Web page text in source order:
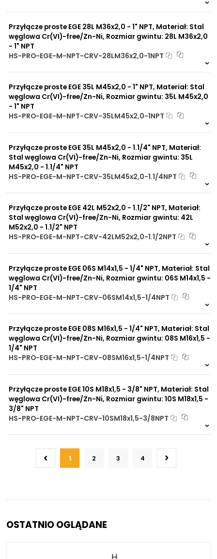
Przyłącze proste EGE 28L M36x2,0 - 1" NPT, Materiał: Stal
węglowa Cr(VI)-free/Zn-Ni, Rozmiar gwintu: 28L M36x2,0
- 1" NPT
HS-PRO-EGE-M-NPT-CRV-28LM36x2,0-1NPT
Przyłącze proste EGE 35L M45x2,0 - 1" NPT, Materiał: Stal
węglowa Cr(VI)-free/Zn-Ni, Rozmiar gwintu: 35L M45x2,0
- 1" NPT
HS-PRO-EGE-M-NPT-CRV-35LM45x2,0-1NPT
Przyłącze proste EGE 35L M45x2,0 - 1.1/4" NPT, Materiał:
Stal węglowa Cr(VI)-free/Zn-Ni, Rozmiar gwintu: 35L
M45x2,0 - 1.1/4" NPT
HS-PRO-EGE-M-NPT-CRV-35LM45x2,0-1.1/4NPT
Przyłącze proste EGE 42L M52x2,0 - 1.1/2" NPT, Materiał:
Stal węglowa Cr(VI)-free/Zn-Ni, Rozmiar gwintu: 42L
M52x2,0 - 1.1/2" NPT
HS-PRO-EGE-M-NPT-CRV-42LM52x2,0-1.1/2NPT
Przyłącze proste EGE 06S M14x1,5 - 1/4" NPT, Materiał: Stal
węglowa Cr(VI)-free/Zn-Ni, Rozmiar gwintu: 06S M14x1,5 -
1/4" NPT
HS-PRO-EGE-M-NPT-CRV-06SM14x1,5-1/4NPT
Przyłącze proste EGE 08S M16x1,5 - 1/4" NPT, Materiał: Stal
węglowa Cr(VI)-free/Zn-Ni, Rozmiar gwintu: 08S M16x1,5 -
1/4" NPT
HS-PRO-EGE-M-NPT-CRV-08SM16x1,5-1/4NPT
Przyłącze proste EGE 10S M18x1,5 - 3/8" NPT, Materiał: Stal
węglowa Cr(VI)-free/Zn-Ni, Rozmiar gwintu: 10S M18x1,5 -
3/8" NPT
HS-PRO-EGE-M-NPT-CRV-10SM18x1,5-3/8NPT
1 2 3 4
OSTATNIO OGLĄDANE